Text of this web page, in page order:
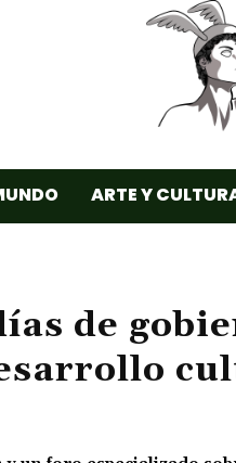
ARTE Y
de